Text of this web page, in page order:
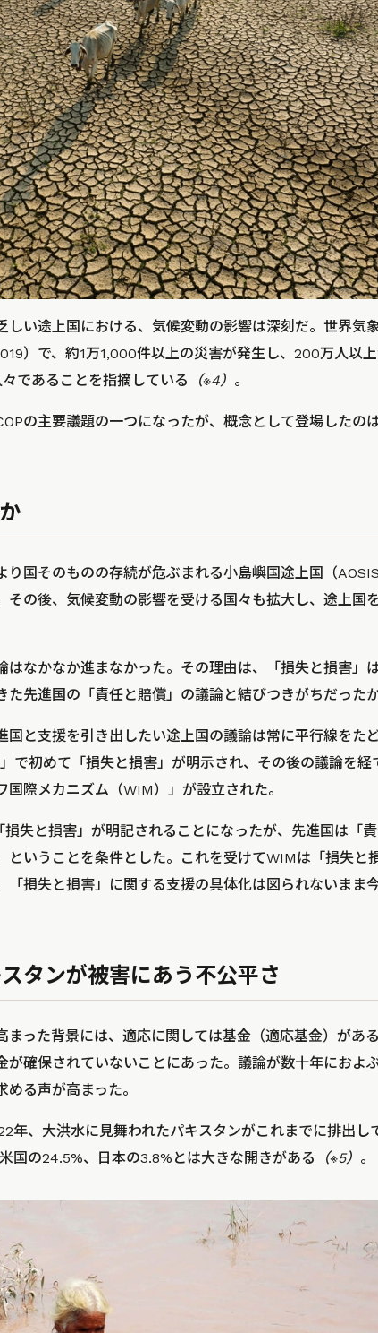
い途上国における、気候変動の影響は深刻だ。世界気象
）で、約1万1,000件以上の災害が発生し、200万人以
であることを指摘している
（※4） 。
の主要議題の一つになったが、概念として登場したの
り国そのものの存続が危ぶまれる小島嶼国途上国（
その後、気候変動の影響を受ける国々も拡大し、途上国
はなかなか進まなかった。その理由は、「損失と損害」
先進国の「責任と賠償」の議論と結びつきがちだったか
と支援を引き出したい途上国の議論は常に平行線をたど
で初めて「損失と損害」が明示され、その後の議論を経
際メカニズム（WIM）」が設立された。
失と損害」が明記されることになったが、先進国は「
ということを条件とした。これを受けてWIMは「損失と
「損失と損害」に関する支援の具体化は図られないまま
タンが被害にあう不公平さ
まった背景には、適応に関しては基金（適応基金）があ
が確保されていないことにあった。議論が数十年におよ
る声が高まった。
年、大洪水に見舞われたパキスタンがこれまでに排出し
国の24.5%、日本の3.8%とは大きな開きがある
（※5） 。